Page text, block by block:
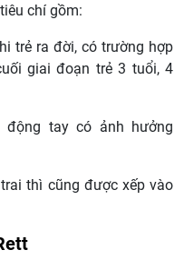
chí gồm:
trẻ ra đời, có trường hợp
giai đoạn trẻ 3 tuổi, 4
động tay có ảnh hưởng
thì cũng được xếp vào